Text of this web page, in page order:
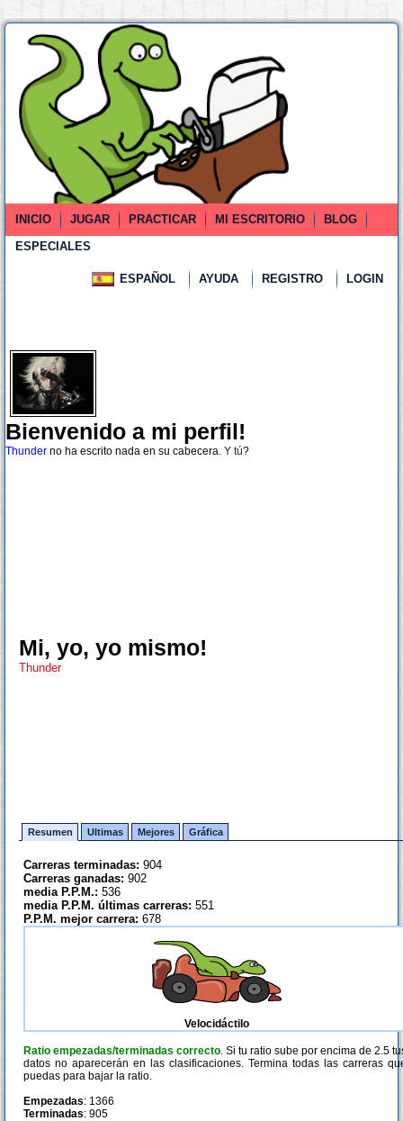
INICIO JUGAR PRACTICAR MI ESCRITORIO
BLOG
ESPECIALES
ESPAÑOL AYUDA REGISTRO LOGIN
Bienvenido a mi perfil!
Thunder no ha escrito nada en su cabecera. Y tú?
Mi, yo, yo mismo!
Thunder
Resumen Ultimas Mejores Gráfica
Carreras terminadas: 904
Carreras ganadas: 902
media P.P.M.: 536
media P.P.M. últimas carreras: 551
P.P.M. mejor carrera: 678
Velocidáctilo
Ratio empezadas/terminadas correcto. Si tu ratio sube por encima de 2.5
datos no aparecerán en las clasificaciones. Termina todas las carreras
puedas para bajar la ratio.
Empezadas: 1366
Terminadas: 905